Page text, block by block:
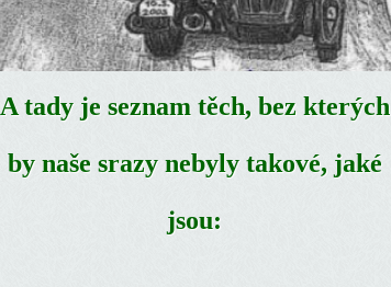
A tady je seznam těch, bez kterých
by naše srazy nebyly takové, jaké
jsou: